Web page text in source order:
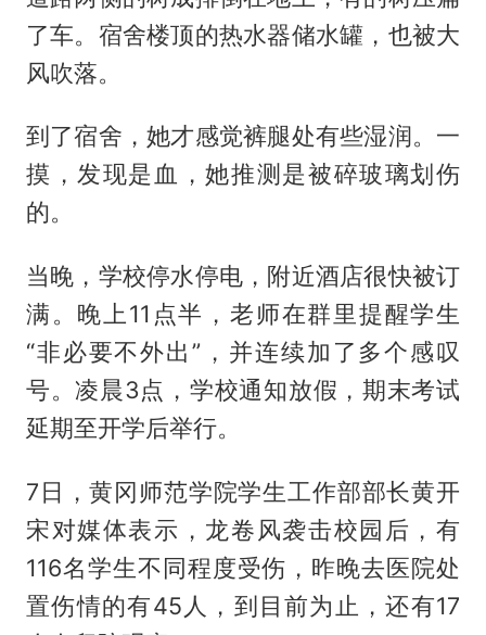
了车。宿舍楼顶的热水器储水罐，也被大
风吹落。
到了宿舍，她才感觉裤腿处有些湿润。一
摸，发现是血，她推测是被碎玻璃划伤
的。
当晚，学校停水停电，附近酒店很快被订
满。晚上11点半，老师在群里提醒学生
“非必要不外出”，并连续加了多个感叹
号。凌晨3点，学校通知放假，期末考试
延期至开学后举行。
7日，黄冈师范学院学生工作部部长黄开
宋对媒体表示，龙卷风袭击校园后，有
116名学生不同程度受伤，昨晚去医院处
置伤情的有45人，到目前为止，还有17